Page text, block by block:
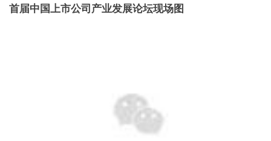
首届中国上市公司产业发展论坛现场图